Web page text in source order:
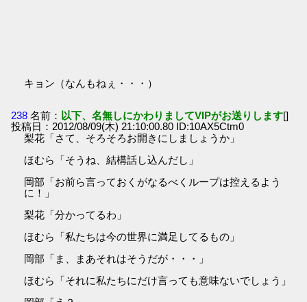
キョン（なんもねぇ・・・）
238 名前： 以下、名無しにかわりましてVIPがお送りします[]
投稿日：2012/08/09(木) 21:10:00.80 ID:10AX5Ctm0
梨花「さて、そろそろお開きにしましょうか」
ほむら「そうね、結構話し込んだし」
岡部「お前ら言っておくがなるべくループは控えるよう
に！」
梨花「分かってるわ」
ほむら「私たちは今の世界に満足してるもの」
岡部「ま、まあそれはそうだが・・・」
ほむら「それに私たちにだけ言っても意味ないでしょう」